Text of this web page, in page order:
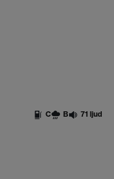
C B 71 ljud